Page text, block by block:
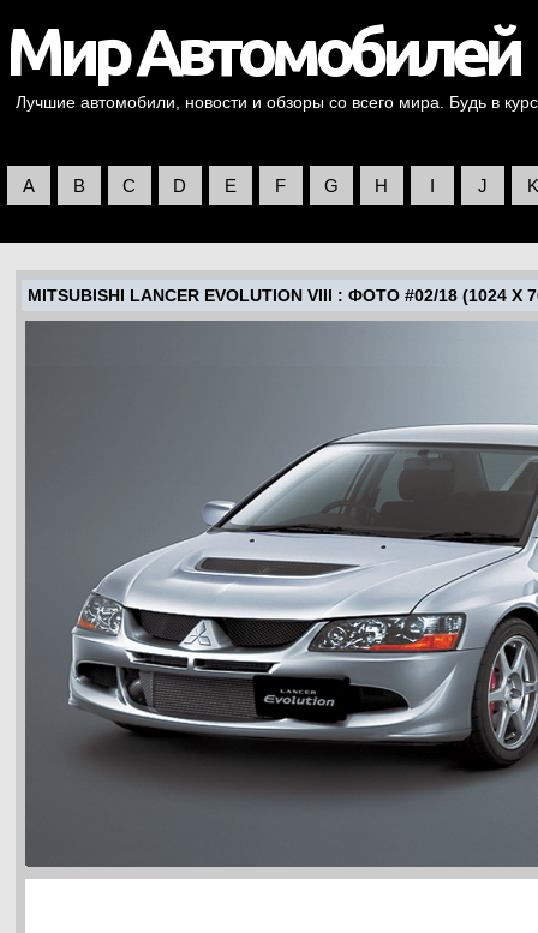
Лучшие автомобили, новости и обзоры со всего мира. Будь в
A B C D E F G H I J K
MITSUBISHI LANCER EVOLUTION VIII : ФОТО #02/18 (1024 X